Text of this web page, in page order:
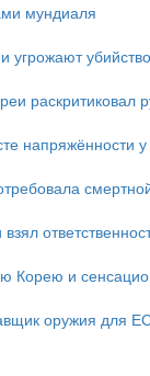
мундиаля
угрожают
раскритиковал
Корею и
оружия для